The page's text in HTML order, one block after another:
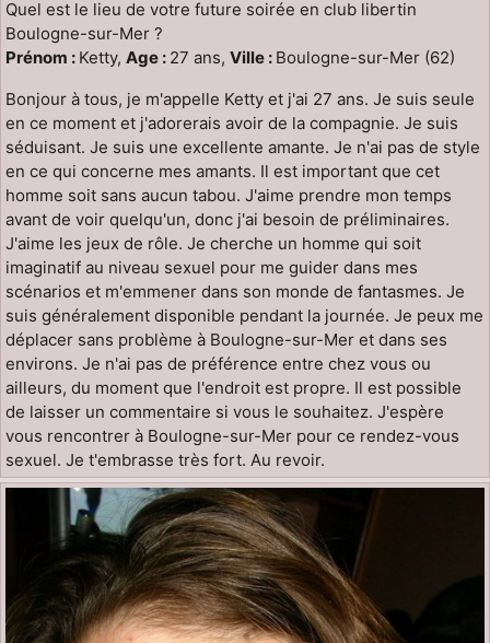
Quel est le lieu de votre future soirée en club libertin
Boulogne-sur-Mer ?
Prénom : Ketty, Age : 27 ans, Ville : Boulogne-sur-Mer (62)
Bonjour à tous, je m'appelle Ketty et j'ai 27 ans. Je suis seule
en ce moment et j'adorerais avoir de la compagnie. Je suis
séduisant. Je suis une excellente amante. Je n'ai pas de style
en ce qui concerne mes amants. Il est important que cet
homme soit sans aucun tabou. J'aime prendre mon temps
avant de voir quelqu'un, donc j'ai besoin de préliminaires.
J'aime les jeux de rôle. Je cherche un homme qui soit
imaginatif au niveau sexuel pour me guider dans mes
scénarios et m'emmener dans son monde de fantasmes. Je
suis généralement disponible pendant la journée. Je peux me
déplacer sans problème à Boulogne-sur-Mer et dans ses
environs. Je n'ai pas de préférence entre chez vous ou
ailleurs, du moment que l'endroit est propre. Il est possible
de laisser un commentaire si vous le souhaitez. J'espère
vous rencontrer à Boulogne-sur-Mer pour ce rendez-vous
sexuel. Je t'embrasse très fort. Au revoir.